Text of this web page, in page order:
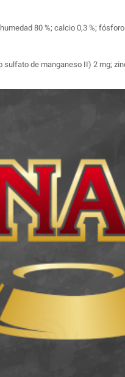
80 %; calcio 0,3 %; fósforo
de manganeso II) 2 mg;